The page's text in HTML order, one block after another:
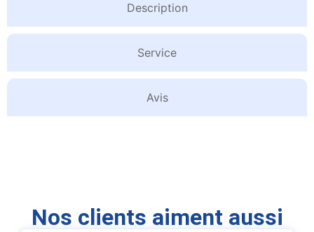
Description
Service
Avis
Nos clients aiment aussi